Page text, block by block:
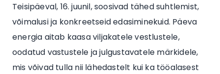
Teisipäeval, 16. juunil, soosivad tähed suhtlemist,
võimalusi ja konkreetseid edasiminekuid. Päeva
energia aitab kaasa viljakatele vestlustele,
oodatud vastustele ja julgustavatele märkidele,
mis võivad tulla nii lähedastelt kui ka tööalasest